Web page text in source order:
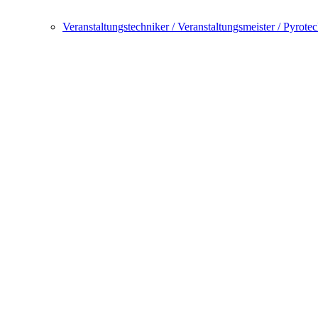
Veranstaltungstechniker / Veranstaltungsmeister /